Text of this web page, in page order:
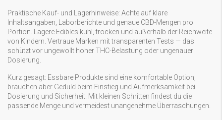
Praktische Kauf- und Lagerhinweise: Achte auf klare
Inhaltsangaben, Laborberichte und genaue CBD-Mengen pro
Portion. Lagere Edibles kühl, trocken und außerhalb der Reichweite
von Kindern. Vertraue Marken mit transparenten Tests — das
schützt vor ungewollt hoher THC-Belastung oder ungenauer
Dosierung.
Kurz gesagt: Essbare Produkte sind eine komfortable Option,
brauchen aber Geduld beim Einstieg und Aufmerksamkeit bei
Dosierung und Sicherheit. Mit kleinen Schritten findest du die
passende Menge und vermeidest unangenehme Überraschungen.